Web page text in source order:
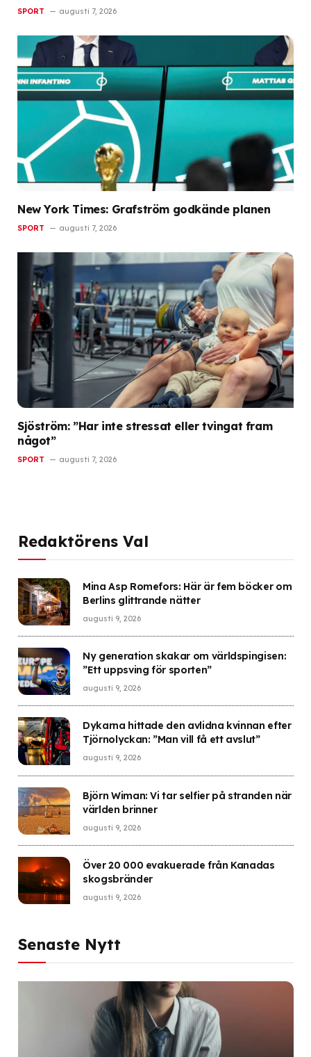
SPORT augusti 7, 2026
New York Times: Grafström godkände planen
SPORT augusti 7, 2026
Sjöström: ”Har inte stressat eller tvingat fram
något”
SPORT augusti 7, 2026
Redaktörens Val
Mina Asp Romefors: Här är fem böcker om
Berlins glittrande nätter
augusti 9, 2026
Ny generation skakar om världspingisen:
”Ett uppsving för sporten”
augusti 9, 2026
Dykarna hittade den avlidna kvinnan efter
Tjörnolyckan: ”Man vill få ett avslut”
augusti 9, 2026
Björn Wiman: Vi tar selfier på stranden när
världen brinner
augusti 9, 2026
Över 20 000 evakuerade från Kanadas
skogsbränder
augusti 9, 2026
Senaste Nytt